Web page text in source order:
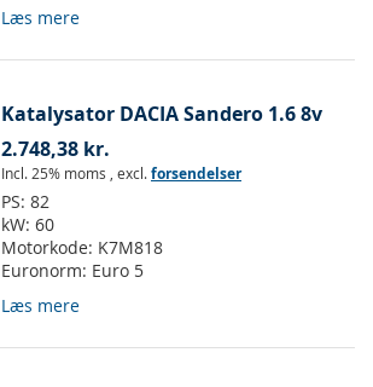
Læs mere
Katalysator DACIA Sandero 1.6 8v
2.748,38 kr.
Incl. 25% moms , excl.forsendelser
PS: 82
kW: 60
Motorkode: K7M818
Euronorm: Euro 5
Læs mere